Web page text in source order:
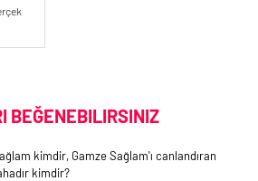
BEĞENEBILIRSINIZ
kimdir, Gamze Sağlam'ı canlandıran
kimdir?